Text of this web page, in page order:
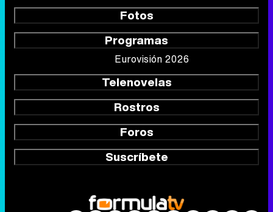
Fotos
Programas
Eurovisión 2026
Telenovelas
Rostros
Foros
Suscríbete